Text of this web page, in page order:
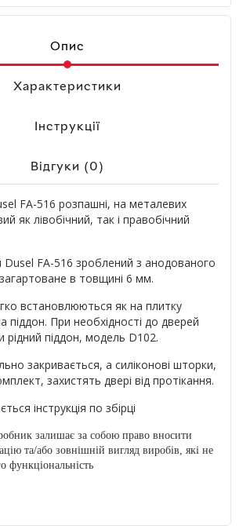
Опис
Характеристики
Інструкції
Відгуки (0)
FА-516 розпашні, на металевих
як лівобічний, так і правобічний
Dusel FА-516 зроблений з анодованого
в товщині 6 мм.
встановлюються як на плитку
піддон. При необхідності до дверей
рідний піддон, модель D102.
закривається, а силіконові шторки,
захистять двері від протікання.
інструкція по збірці
залишає за собою право вносити
та/або зовнішній вигляд виробів, які не
функціональність